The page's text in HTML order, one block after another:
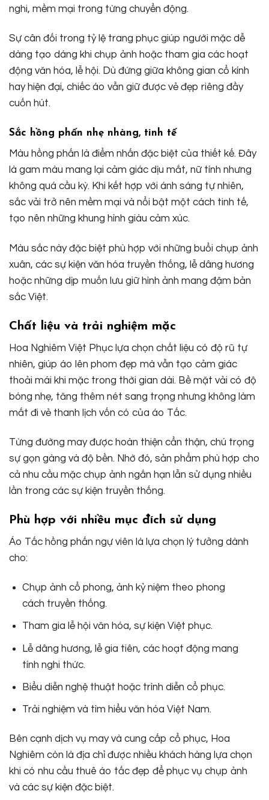
nghi, mềm mại trong từng chuyển động.
Sự cân đối trong tỷ lệ trang phục giúp người mặc dễ
dàng tạo dáng khi chụp ảnh hoặc tham gia các hoạt
động văn hóa, lễ hội. Dù đứng giữa không gian cổ kính
hay hiện đại, chiếc áo vẫn giữ được vẻ đẹp riêng đầy
cuốn hút.
Sắc hồng phấn nhẹ nhàng, tinh tế
Màu hồng phấn là điểm nhấn đặc biệt của thiết kế. Đây
là gam màu mang lại cảm giác dịu mắt, nữ tính nhưng
không quá cầu kỳ. Khi kết hợp với ánh sáng tự nhiên,
sắc vải trở nên mềm mại và nổi bật một cách tinh tế,
tạo nên những khung hình giàu cảm xúc.
Màu sắc này đặc biệt phù hợp với những buổi chụp ảnh
xuân, các sự kiện văn hóa truyền thống, lễ dâng hương
hoặc những dịp muốn lưu giữ hình ảnh mang đậm bản
sắc Việt.
Chất liệu và trải nghiệm mặc
Hoa Nghiêm Việt Phục lựa chọn chất liệu có độ rũ tự
nhiên, giúp áo lên phom đẹp mà vẫn tạo cảm giác
thoải mái khi mặc trong thời gian dài. Bề mặt vải có độ
bóng nhẹ, tăng thêm nét sang trọng nhưng không làm
mất đi vẻ thanh lịch vốn có của áo Tấc.
Từng đường may được hoàn thiện cẩn thận, chú trọng
sự gọn gàng và độ bền. Nhờ đó, sản phẩm phù hợp cho
cả nhu cầu mặc chụp ảnh ngắn hạn lẫn sử dụng nhiều
lần trong các sự kiện truyền thống.
Phù hợp với nhiều mục đích sử dụng
Áo Tấc hồng phấn ngự viên là lựa chọn lý tưởng dành
cho:
Chụp ảnh cổ phong, ảnh kỷ niệm theo phong
cách truyền thống.
Tham gia lễ hội văn hóa, sự kiện Việt phục.
Lễ dâng hương, lễ gia tiên, các hoạt động mang
tính nghi thức.
Biểu diễn nghệ thuật hoặc trình diễn cổ phục.
Trải nghiệm và tìm hiểu văn hóa Việt Nam.
Bên cạnh dịch vụ may và cung cấp cổ phục, Hoa
Nghiêm còn là địa chỉ được nhiều khách hàng lựa chọn
khi có nhu cầu thuê áo tấc đẹp để phục vụ chụp ảnh
và các sự kiện đặc biệt.